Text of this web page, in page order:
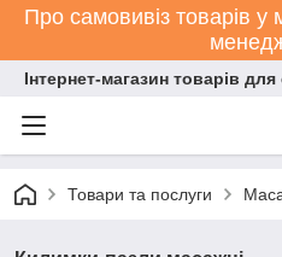
Про самовивіз товарів
Інтернет-магазин товарів
Товари та послуги